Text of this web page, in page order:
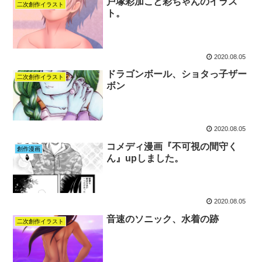
二次創作イラスト
ト。
2020.08.05
二次創作イラスト
ドラゴンボール、ショタっ子ザー
ボン
2020.08.05
創作漫画
コメディ漫画『不可視の間守く
ん』upしました。
2020.08.05
二次創作イラスト 音速のソニック、水着の跡